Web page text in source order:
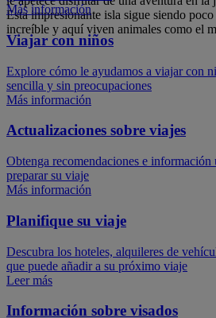
Esta impresionante isla sigue siendo
increíble y aquí viven animales como el
Más información
Viajar con niños
Explore cómo le ayudamos a viajar con
sencilla y sin preocupaciones
Más información
Actualizaciones sobre viajes
Obtenga recomendaciones e información
preparar su viaje
Más información
Planifique su viaje
Descubra los hoteles, alquileres de
que puede añadir a su próximo viaje
Leer más
Información sobre visados